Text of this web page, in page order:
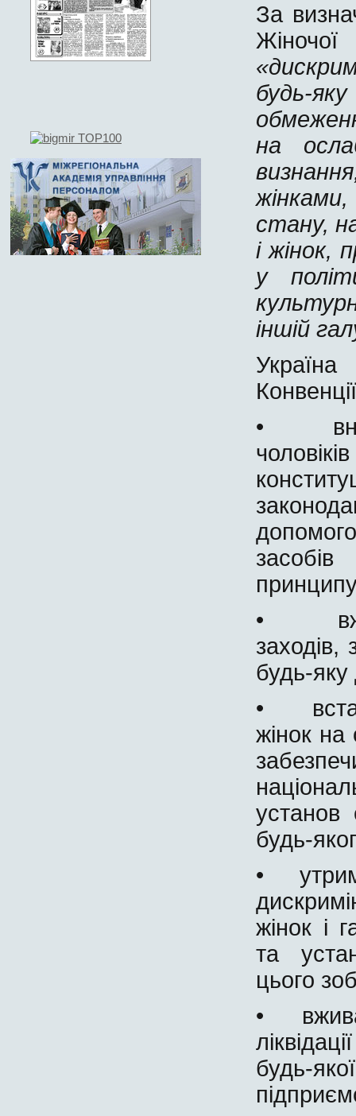
За
будь-
на
стану,
і жінок,
у
іншій
•
•
заходів,
будь-яку
•
жінок на
установ
будь-
•
жінок і
та
цього
•
будь-